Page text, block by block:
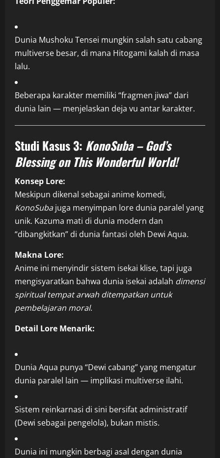
Dunia Mushoku Tensei mungkin salah satu cabang
multiverse besar, di mana Hitogami kalah di masa
lalu.
Beberapa karakter memiliki “fragmen jiwa” dari
dunia lain — menjelaskan deja vu antar karakter.
Studi Kasus 3: KonoSuba – God’s
Blessing on This Wonderful World!
Konsep Lore:
Meskipun dikenal sebagai anime komedi,
KonoSubajuga menyimpan lore dunia paralel yang
unik. Kazuma mati di dunia modern dan
“dibangkitkan” di dunia fantasi oleh Dewi Aqua.
Makna Lore:
Anime ini menyindir sistem isekai klise, tapi juga
mengisyaratkan bahwa dunia isekai adalah dimensi
spiritual tempat arwah ditempatkan untuk
pembelajaran moral.
Detail Lore Menarik:
Dunia Aqua punya “Dewi cabang” yang mengatur
dunia paralel lain — implikasi multiverse ilahi.
Sistem reinkarnasi di sini bersifat administratif
(Dewi sebagai pengelola), bukan mistis.
Dunia ini mungkin berbagi asal dengan dunia